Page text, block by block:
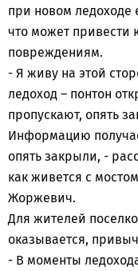
при новом ледоходе
что может привести
повреждениям.
- Я живу на этой
ледоход – понтон
пропускают, опять
Информацию
опять закрыли, -
как живется с
Жоржевич.
Для жителей
оказывается,
- В моменты